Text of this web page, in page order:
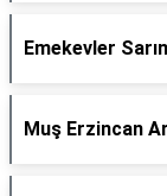
Emekevler
Muş Erzincan